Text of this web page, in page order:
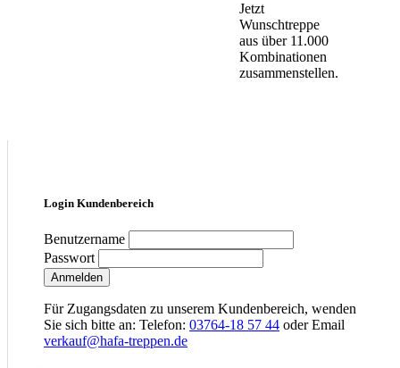
Jetzt
Wunschtreppe
aus über 11.000
Kombinationen
zusammenstellen.
Login Kundenbereich
Benutzername
Passwort
Anmelden
Für Zugangsdaten zu unserem Kundenbereich, wenden
Sie sich bitte an: Telefon: 03764-18 57 44 oder Email
verkauf@hafa-treppen.de